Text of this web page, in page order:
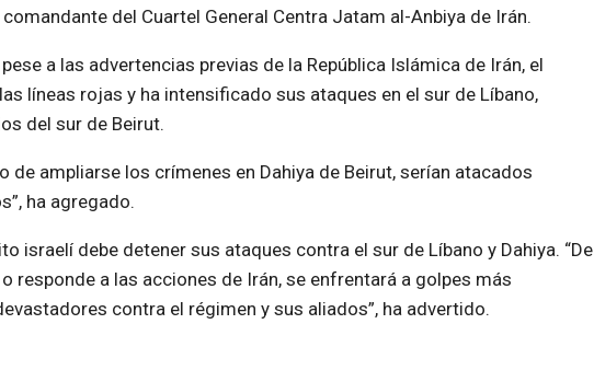
del Cuartel General Centra Jatam al-Anbiya de Irán.
a las advertencias previas de la República Islámica de Irán, el
líneas rojas y ha intensificado sus ataques en el sur de Líbano,
del sur de Beirut.
de ampliarse los crímenes en Dahiya de Beirut, serían atacados
ha agregado.
israelí debe detener sus ataques contra el sur de Líbano y Dahiya. “De
responde a las acciones de Irán, se enfrentará a golpes más
contra el régimen y sus aliados”, ha advertido.